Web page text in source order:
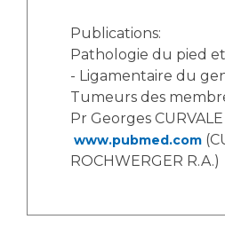
Publications:
Pathologie du pied
- Ligamentaire du
Tumeurs des
Pr Georges CURVALE
www.pubmed.com
ROCHWERGER R.A.)